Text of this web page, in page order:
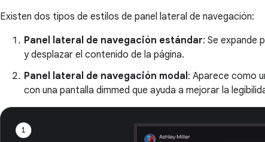
Existen dos tipos de estilos de panel lateral de navegación:
Panel lateral de navegación estándar: Se expande
y desplazar el contenido de la página.
Panel lateral de navegación modal : Aparece como
con una pantalla dimmed que ayuda a mejorar la